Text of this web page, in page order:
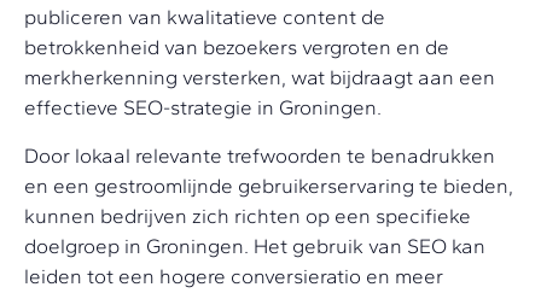
publiceren van kwalitatieve content de
betrokkenheid van bezoekers vergroten en de
merkherkenning versterken, wat bijdraagt aan een
effectieve SEO-strategie in Groningen.
Door lokaal relevante trefwoorden te benadrukken
en een gestroomlijnde gebruikerservaring te bieden,
kunnen bedrijven zich richten op een specifieke
doelgroep in Groningen. Het gebruik van SEO kan
leiden tot een hogere conversieratio en meer